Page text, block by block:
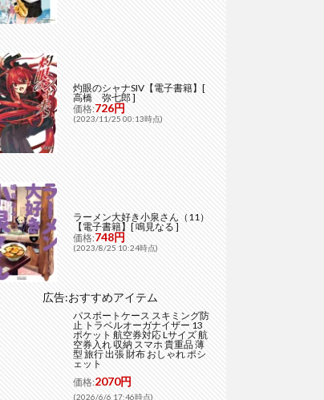
灼眼のシャナSIV【電子書籍】[
高橋 弥七郎 ]
価格:726円
(2023/11/25 00:13時点)
ラーメン大好き小泉さん（11）
【電子書籍】[ 鳴見なる ]
価格:748円
(2023/8/25 10:24時点)
広告:おすすめアイテム
パスポートケース スキミング防
止 トラベルオーガナイザー 13
ポケット 航空券対応 Lサイズ 航
空券入れ 収納 スマホ 貴重品 薄
型 旅行 出張 財布 おしゃれ ポシ
ェット
価格:2070円
(2026/6/6 17:46時点)